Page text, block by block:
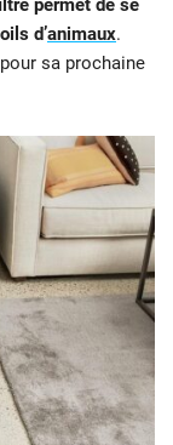
permet de se
d’animaux.
sa prochaine